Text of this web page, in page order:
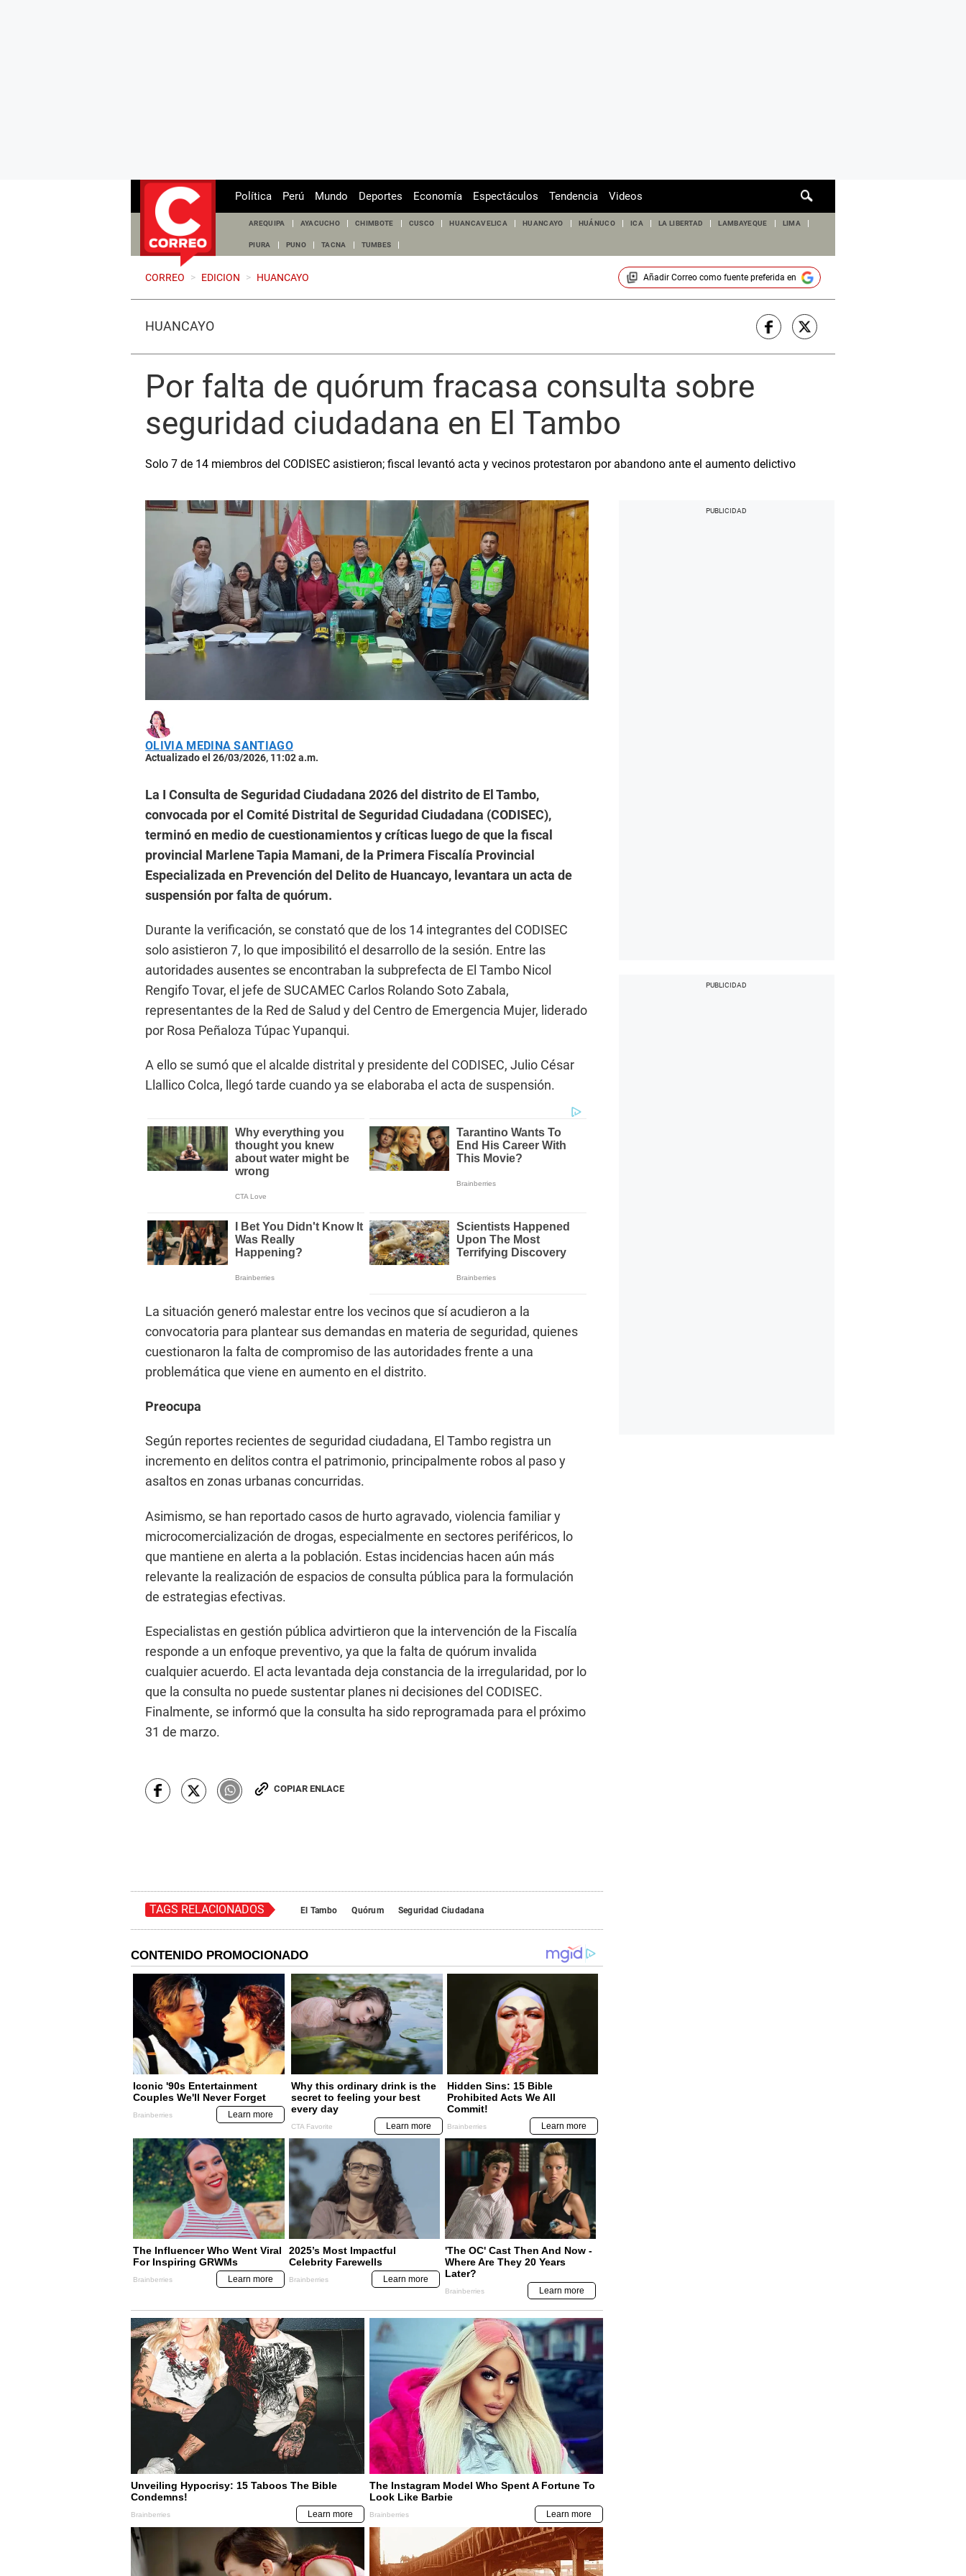
de
Política Perú Mundo Deportes Economía Espectáculos Tendencia Videos
AREQUIPA AYACUCHO CHIMBOTE CUSCO HUANCAVELICA HUANCAYO HUÁNUCO ICA LA LIBERTAD LAMBAYEQUE LIMA
PIURA PUNO TACNA TUMBES
CORREO > EDICION > HUANCAYO Añadir Correocomo fuente preferida en
HUANCAYO
Por falta de quórum fracasa consulta sobre
seguridad ciudadana en El Tambo
Solo 7 de 14 miembros del CODISEC asistieron; fiscal levantó acta y vecinos protestaron por abandono ante el aumento delictivo
OLIVIA MEDINA SANTIAGO
Actualizado el 26/03/2026, 11:02 a.m.
La I Consulta de Seguridad Ciudadana 2026 del distrito de El Tambo,
convocada por el Comité Distrital de Seguridad Ciudadana (CODISEC),
terminó en medio de cuestionamientos y críticas luego de que la fiscal
provincial Marlene Tapia Mamani, de la Primera Fiscalía Provincial
Especializada en Prevención del Delito de Huancayo, levantara un acta de
suspensión por falta de quórum.
Durante la verificación, se constató que de los 14 integrantes del CODISEC
solo asistieron 7, lo que imposibilitó el desarrollo de la sesión. Entre las
autoridades ausentes se encontraban la subprefecta de El Tambo Nicol
Rengifo Tovar, el jefe de SUCAMEC Carlos Rolando Soto Zabala,
representantes de la Red de Salud y del Centro de Emergencia Mujer, liderado
por Rosa Peñaloza Túpac Yupanqui.
A ello se sumó que el alcalde distrital y presidente del CODISEC, Julio César
Llallico Colca, llegó tarde cuando ya se elaboraba el acta de suspensión.
La situación generó malestar entre los vecinos que sí acudieron a la
convocatoria para plantear sus demandas en materia de seguridad, quienes
cuestionaron la falta de compromiso de las autoridades frente a una
problemática que viene en aumento en el distrito.
Preocupa
Según reportes recientes de seguridad ciudadana, El Tambo registra un
incremento en delitos contra el patrimonio, principalmente robos al paso y
asaltos en zonas urbanas concurridas.
Asimismo, se han reportado casos de hurto agravado, violencia familiar y
microcomercialización de drogas, especialmente en sectores periféricos, lo
que mantiene en alerta a la población. Estas incidencias hacen aún más
relevante la realización de espacios de consulta pública para la formulación
de estrategias efectivas.
Especialistas en gestión pública advirtieron que la intervención de la Fiscalía
responde a un enfoque preventivo, ya que la falta de quórum invalida
cualquier acuerdo. El acta levantada deja constancia de la irregularidad, por lo
que la consulta no puede sustentar planes ni decisiones del CODISEC.
Finalmente, se informó que la consulta ha sido reprogramada para el próximo
31 de marzo.
COPIAR ENLACE
TAGS RELACIONADOS El Tambo Quórum Seguridad Ciudadana